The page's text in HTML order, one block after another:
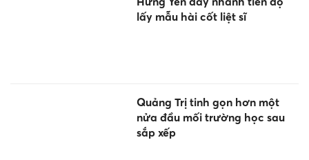
lấy mẫu hài cốt liệt sĩ
Quảng Trị tinh gọn hơn một
nửa đầu mối trường học sau
sắp xếp